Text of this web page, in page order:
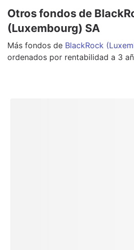
Otros fondos de
(Luxembourg) SA
Más fondos de BlackRock
ordenados por rentabilidad a 3